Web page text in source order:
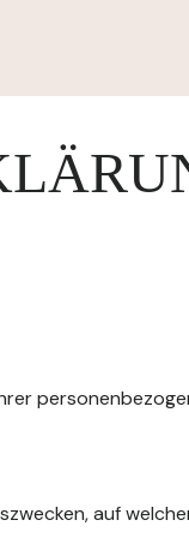
auf